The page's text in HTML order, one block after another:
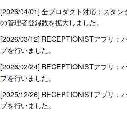
[2026/04/01] 全プロダクト対応：スタン
の管理者登録数を拡大しました。
[2026/03/12] RECEPTIONISTアプリ：
プを行いました。
[2026/02/24] RECEPTIONISTアプリ：
プを行いました。
[2025/12/26] RECEPTIONISTアプリ：
プを行いました。